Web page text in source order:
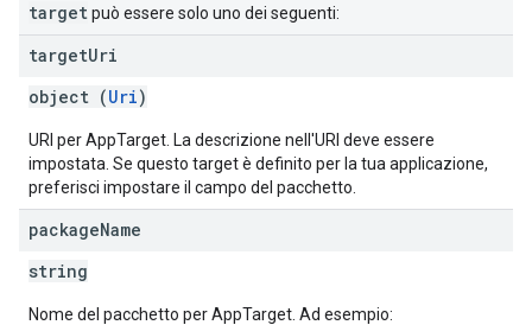
targetpuò essere solo uno dei seguenti:
targetUri
object (Uri)
URI per AppTarget. La descrizione nell'URI deve essere
impostata. Se questo target è definito per la tua applicazione,
preferisci impostare il campo del pacchetto.
packageName
string
Nome del pacchetto per AppTarget. Ad esempio: